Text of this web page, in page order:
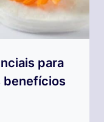
para
benefícios